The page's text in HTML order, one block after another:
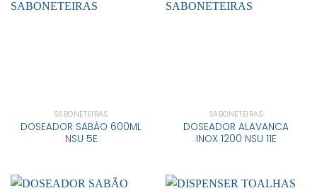
SABONETEIRAS
DOSEADOR SABÃO 600ML
NSU 5E
SABONETEIRAS
DOSEADOR ALAVANCA
INOX 1200 NSU 11E